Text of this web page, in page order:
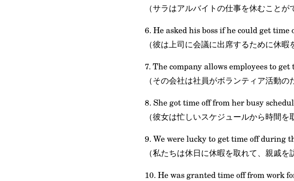
（サラはアルバイトの仕事を休むこと
6. He asked his boss if he could get time
（彼は上司に会議に出席するために休暇
7. The company allows employees to
（その会社は社員がボランティア活動
8. She got time off from her busy
（彼女は忙しいスケジュールから時間
9. We were lucky to get time off during
（私たちは休日に休暇を取れて、親戚を
10. He was granted time off from work